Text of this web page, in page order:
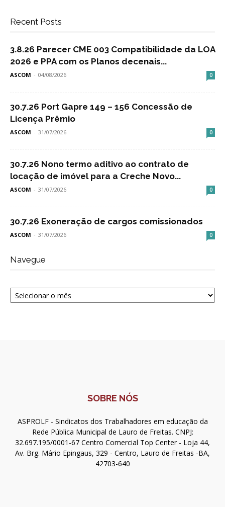
Recent Posts
3.8.26 Parecer CME 003 Compatibilidade da LOA
2026 e PPA com os Planos decenais...
ASCOM - 04/08/2026 0
30.7.26 Port Gapre 149 – 156 Concessão de
Licença Prêmio
ASCOM - 31/07/2026 0
30.7.26 Nono termo aditivo ao contrato de
locação de imóvel para a Creche Novo...
ASCOM - 31/07/2026 0
30.7.26 Exoneração de cargos comissionados
ASCOM - 31/07/2026 0
Navegue
Navegue
SOBRE NÓS
ASPROLF - Sindicatos dos Trabalhadores em educação da
Rede Pública Municipal de Lauro de Freitas. CNPJ:
32.697.195/0001-67 Centro Comercial Top Center - Loja 44,
Av. Brg. Mário Epingaus, 329 - Centro, Lauro de Freitas -BA,
42703-640